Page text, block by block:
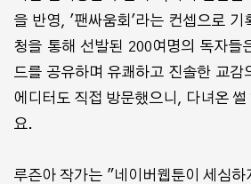
을 반영, '팬싸움회'라는 컨셉으로 기
청을 통해 선발된 200여명의 독자들
드를 공유하며 유쾌하고 진솔한 교감
에디터도 직접 방문했으니, 다녀온 썰
요.
루즌아 작가는 "네이버웹툰이 세심하